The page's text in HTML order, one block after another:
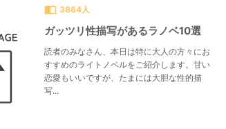
import_contacts 3864人
ガッツリ性描写があるラノベ10選
読者のみなさん、本日は特に大人の方々にお
すすめのライトノベルをご紹介します。甘い
恋愛もいいですが、たまには大胆な性的描
写...